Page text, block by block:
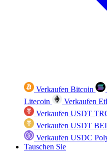
Verkaufen Bitcoin
Litecoin
Verkaufen
Verkaufen USDT
Verkaufen USDT
Verkaufen USDC
Tauschen Sie